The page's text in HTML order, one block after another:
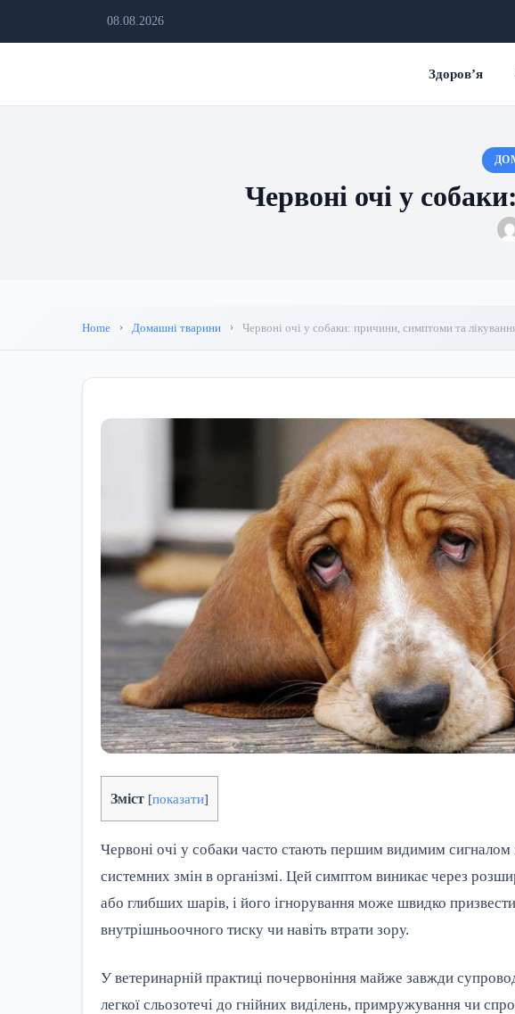
08.08.2026
Здоров’я
Червоні очі у
Home Домашні тварини Червоні очі у собаки: причини, симптоми та
Зміст [показати]
Червоні очі у собаки часто стають першим видимим
системних змін в організмі. Цей симптом виникає через
або глибших шарів, і його ігнорування може швидко
внутрішньоочного тиску чи навіть втрати зору.
У ветеринарній практиці почервоніння майже завжди
легкої сльозотечі до гнійних виділень, примружування чи